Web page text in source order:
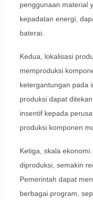
penggunaan material
kepadatan energi,
baterai.
Kedua, lokalisasi
memproduksi
ketergantungan pada
produksi dapat
insentif kepada
produksi komponen
Ketiga, skala
diproduksi, semakin
Pemerintah dapat
berbagai program,